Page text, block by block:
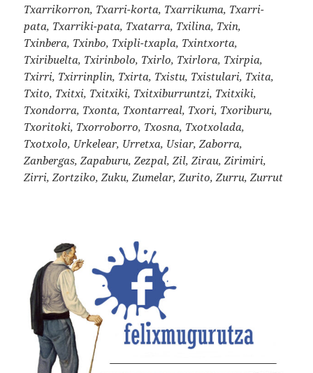
Txarrikorron, Txarri-korta, Txarrikuma, Txarri-
pata, Txarriki-pata, Txatarra, Txilina, Txin,
Txinbera, Txinbo, Txipli-txapla, Txintxorta,
Txiribuelta, Txirinbolo, Txirlo, Txirlora, Txirpia,
Txirri, Txirrinplin, Txirta, Txistu, Txistulari, Txita,
Txito, Txitxi, Txitxiki, Txitxiburruntzi, Txitxiki,
Txondorra, Txonta, Txontarreal, Txori, Txoriburu,
Txoritoki, Txorroborro, Txosna, Txotxolada,
Txotxolo, Urkelear, Urretxa, Usiar, Zaborra,
Zanbergas, Zapaburu, Zezpal, Zil, Zirau, Zirimiri,
Zirri, Zortziko, Zuku, Zumelar, Zurito, Zurru, Zurrut